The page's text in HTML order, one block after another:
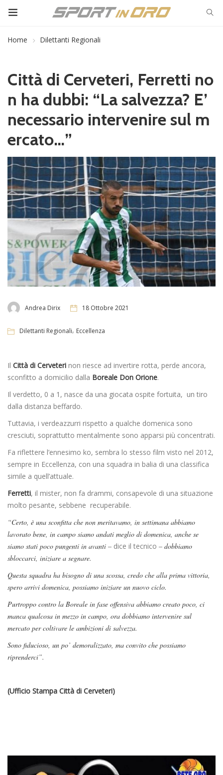
Home Dilettanti Regionali
Città di Cerveteri, Ferretti no
n ha dubbi: “La salvezza? E’
necessario intervenire sul m
ercato…”
Andrea Dirix 18 Ottobre 2021
Dilettanti Regionali, Eccellenza
Il Città di Cerveteri non riesce ad invertire rotta, perde ancora,
sconfitto a domicilio dalla Boreale Don Orione.
Il verdetto, 0 a 1, nasce da una giocata ospite fortuita, un tiro
dalla distanza beffardo.
Tuttavia, i verdeazzurri rispetto a qualche domenica sono
cresciuti, soprattutto mentalmente sono apparsi più concentrati.
Fa riflettere l’ennesimo ko, sembra lo stesso film visto nel 2012,
sempre in Eccellenza, con una squadra in balia di una classifica
simile a quell’attuale.
Ferretti, il mister, non fa drammi, consapevole di una situazione
molto pesante, sebbene recuperabile.
“Certo, è una sconfitta che non meritavamo, in settimana abbiamo
lavorato bene, in campo siamo andati meglio di domenica, anche se
siamo stati poco pungenti in avanti – dice il tecnico – dobbiamo
sbloccarci, iniziare a segnare.
Questa squadra ha bisogno di una scossa, credo che alla prima vittoria,
spero arrivi domenica, possiamo iniziare un nuovo ciclo.
Purtroppo contro la Boreale in fase offensiva abbiamo creato poco, ci
manca qualcosa in mezzo in campo, ora dobbiamo intervenire sul
mercato per coltivare le ambizioni di salvezza.
Sono fiducioso, un po’ demoralizzato, ma convito che possiamo
riprenderci”.
(Ufficio Stampa Città di Cerveteri)